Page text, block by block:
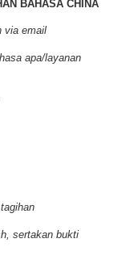
BAHASA CHINA
via email
apa/layanan
sertakan bukti